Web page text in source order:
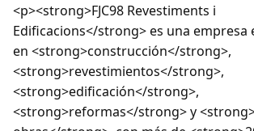
<p><strong>FJC98 Revestiments i
Edificacions</strong> es una empresa
en <strong>construcción</strong>,
<strong>revestimientos</strong>,
<strong>edificación</strong>,
<strong>reformas</strong> y